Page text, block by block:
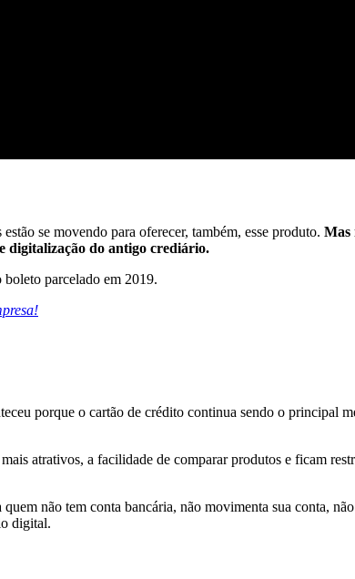
se movendo para oferecer, também, esse produto. Mas
digitalização do antigo crediário.
parcelado em 2019.
porque o cartão de crédito continua sendo o principal
atrativos, a facilidade de comparar produtos e ficam
não tem conta bancária, não movimenta sua conta,
digital.